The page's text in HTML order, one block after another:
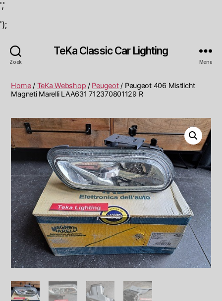
','
');
Zoek
TeKa Classic Car Lighting
Menu
Home/ TeKa Webshop / Peugeot/ Peugeot 406 Mistlicht
Magneti Marelli LAA631 712370801129 R